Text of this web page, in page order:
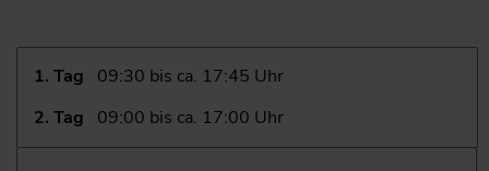
1. Tag
09:30 bis ca. 17:45 Uhr
2. Tag
09:00 bis ca. 17:00 Uhr